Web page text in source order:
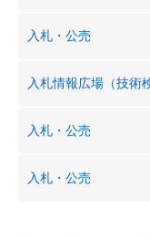
入札・公売
入札情報広場（技術
入札・公売
入札・公売